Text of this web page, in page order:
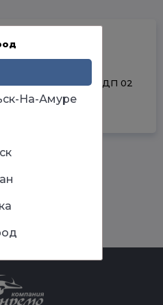
панелей народных ДП 02
SQ0329-0485
На-Амуре